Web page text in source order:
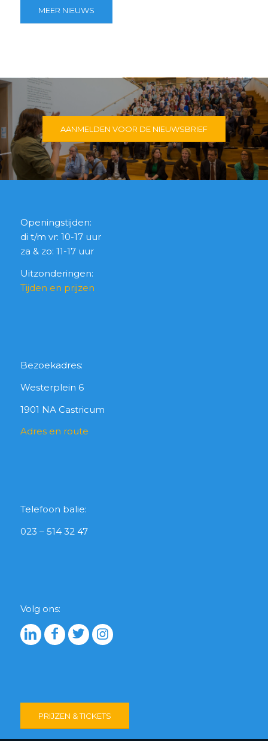
MEER NIEUWS
AANMELDEN VOOR DE NIEUWSBRIEF
Openingstijden:
di t/m vr: 10-17 uur
za & zo: 11-17 uur
Uitzonderingen:
Tijden en prijzen
Bezoekadres:
Westerplein 6
1901 NA Castricum
Adres en route
Telefoon balie:
023 – 514 32 47
Volg ons:
PRIJZEN & TICKETS